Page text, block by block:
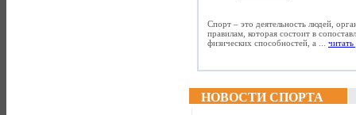
Спорт – это деятельность людей,
правилам, которая состоит в
физических способностей, а ... читать
НОВОСТИ СПОРТА